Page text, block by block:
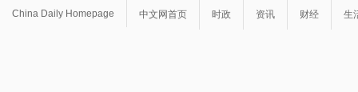
China Daily Homepage 中文网首页 时政 资讯 财经 生